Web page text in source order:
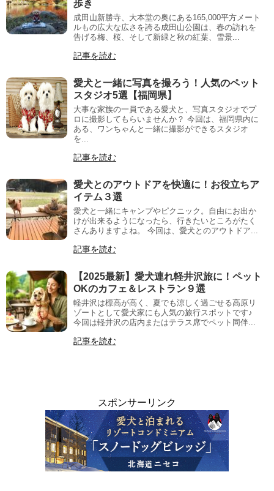
歩き
成田山新勝寺、大本堂の奥にある165,000平方メート
ルもの広大な広さを誇る成田山公園は、春の訪れを
告げる梅、桜、そして新緑と秋の紅葉、雪景...
記事を読む
愛犬と一緒に写真を撮ろう！人気のペット
スタジオ5選【福岡県】
大事な家族の一員である愛犬と、写真スタジオでプ
ロに撮影してもらいませんか？ 今回は、福岡県内に
ある、ワンちゃんと一緒に撮影ができるスタジオ
を...
記事を読む
愛犬とのアウトドアを快適に！お役立ちア
イテム３選
愛犬と一緒にキャンプやピクニック。自由にお出か
けが出来るようになったら、行きたいところがたく
さんありますよね。 今回は、愛犬とのアウトドア...
記事を読む
【2025最新】愛犬連れ軽井沢旅に！ペット
OKのカフェ＆レストラン９選
軽井沢は標高が高く、夏でも涼しく過ごせる高原リ
ゾートとして愛犬家にも人気の旅行スポットです♪
今回は軽井沢の店内またはテラス席でペット同伴...
記事を読む
スポンサーリンク